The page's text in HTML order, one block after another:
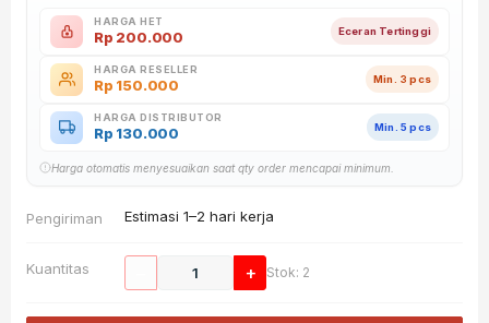
HARGA HET
Rp 200.000 Eceran Tertinggi
HARGA RESELLER
Rp 150.000 Min. 3 pcs
HARGA DISTRIBUTOR
Rp 130.000 Min. 5 pcs
Harga otomatis menyesuaikan saat qty order mencapai minimum.
Pengiriman Estimasi 1–2 hari kerja
Kuantitas + Stok: 2